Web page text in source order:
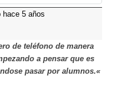
hace 5 años
de teléfono de manera
a pensar que es
pasar por alumnos.«